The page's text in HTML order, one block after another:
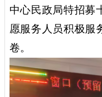
中心民政局特招募
愿服务人员积极服
卷。